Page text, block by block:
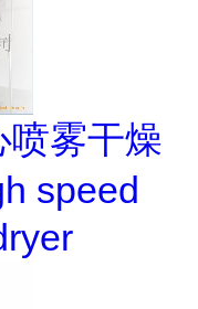
喷雾干燥
speed